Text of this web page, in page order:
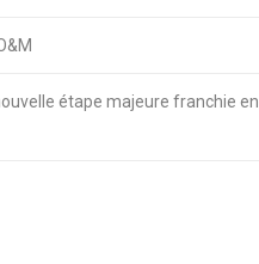
étape majeure franchie en